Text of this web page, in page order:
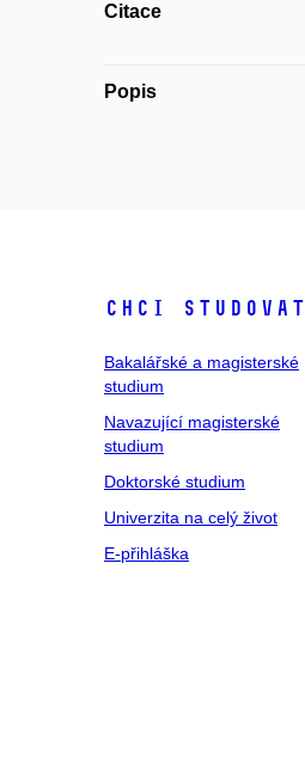
Citace
Popis
Chci studovat
Bakalářské a magisterské
studium
Navazující magisterské
studium
Doktorské studium
Univerzita na celý život
E-přihláška